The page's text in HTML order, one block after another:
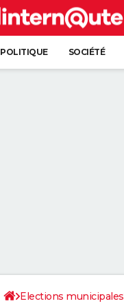
POLITIQUE SOCIÉTÉ
Elections municipales